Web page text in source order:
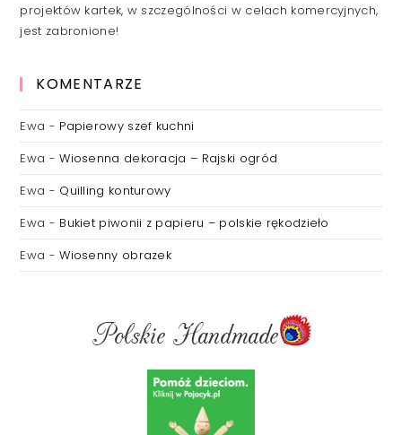
projektów kartek, w szczególności w celach komercyjnych,
jest zabronione!
KOMENTARZE
Ewa - Papierowy szef kuchni
Ewa -Wiosenna dekoracja – Rajski ogród
Ewa - Quilling konturowy
Ewa - Bukiet piwonii z papieru – polskie rękodzieło
Ewa -Wiosenny obrazek